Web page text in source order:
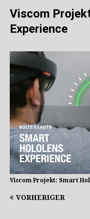
Viscom
Experience
Viscom Projekt: Smart
VORHERIGER